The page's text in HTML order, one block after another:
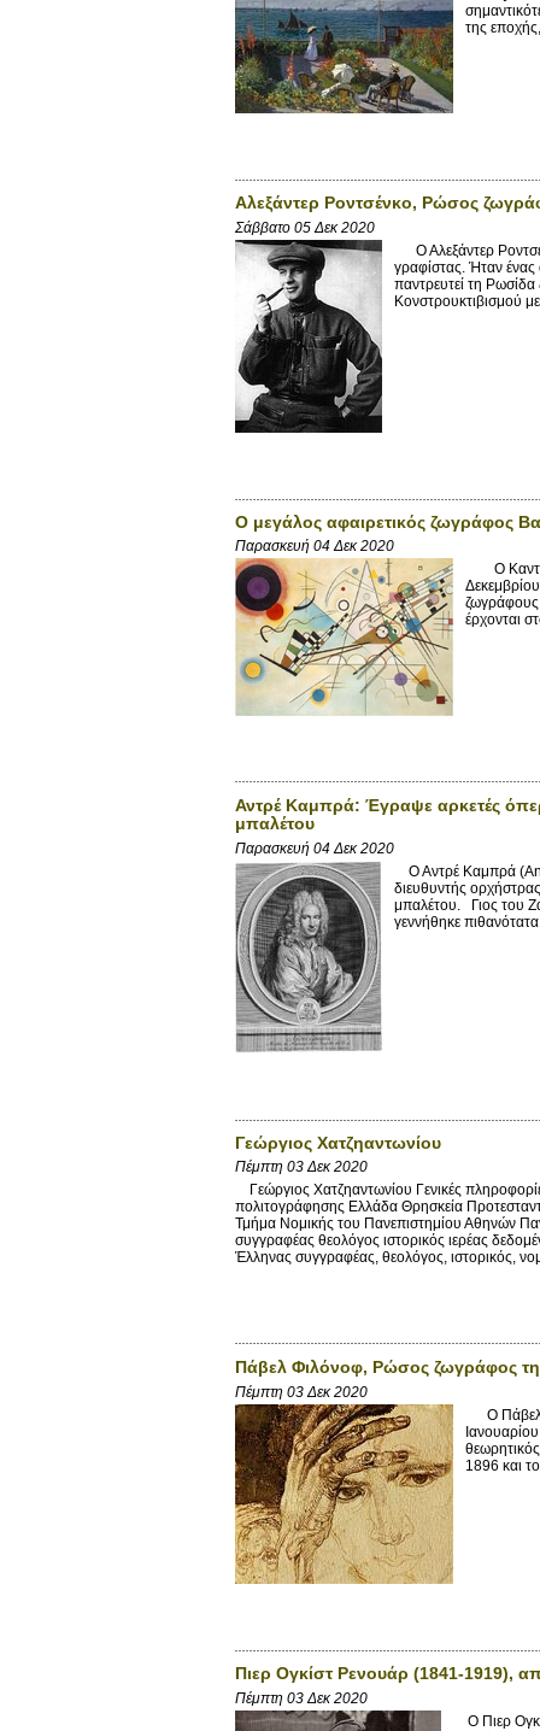
της
Αλεξάντερ Ροντσένκο, Ρώσος
Σάββατο 05 Δεκ 2020
Ο Αλεξάντερ
γραφίστας. Ήταν ένας
παντρευτεί τη
Κονστρουκτιβισμού
Ο μεγάλος αφαιρετικός ζωγράφος
Παρασκευή 04 Δεκ 2020
Ο
ζωγράφους
έρχονται
Αντρέ Καμπρά: Έγραψε αρκετές
μπαλέτου
Παρασκευή 04 Δεκ 2020
Ο Αντρέ Καμπρά
διευθυντής
μπαλέτου. Γιος του
γεννήθηκε
Γεώργιος Χατζηαντωνίου
Πέμπτη 03 Δεκ 2020
Γεώργιος Χατζηαντωνίου Γενικές
πολιτογράφησης Ελλάδα Θρησκεία
Τμήμα Νομικής του Πανεπιστημίου Αθηνών
συγγραφέας θεολόγος ιστορικός ιερέας
Έλληνας συγγραφέας, θεολόγος, ιστορικός,
Πάβελ Φιλόνοφ, Ρώσος ζωγράφος
Πέμπτη 03 Δεκ 2020
Ο Πάβελ
1896 και
Πιερ Ογκίστ Ρενουάρ (1841-1919),
Πέμπτη 03 Δεκ 2020
O Πιερ